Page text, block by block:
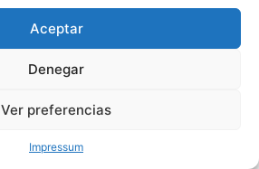
Aceptar
Denegar
Ver preferencias
Impressum